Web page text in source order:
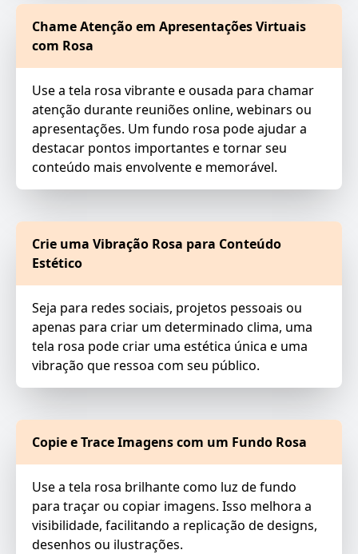
Chame Atenção em Apresentações Virtuais
com Rosa
Use a tela rosa vibrante e ousada para chamar
atenção durante reuniões online, webinars ou
apresentações. Um fundo rosa pode ajudar a
destacar pontos importantes e tornar seu
conteúdo mais envolvente e memorável.
Crie uma Vibração Rosa para Conteúdo
Estético
Seja para redes sociais, projetos pessoais ou
apenas para criar um determinado clima, uma
tela rosa pode criar uma estética única e uma
vibração que ressoa com seu público.
Copie e Trace Imagens com um Fundo Rosa
Use a tela rosa brilhante como luz de fundo
para traçar ou copiar imagens. Isso melhora a
visibilidade, facilitando a replicação de designs,
desenhos ou ilustrações.